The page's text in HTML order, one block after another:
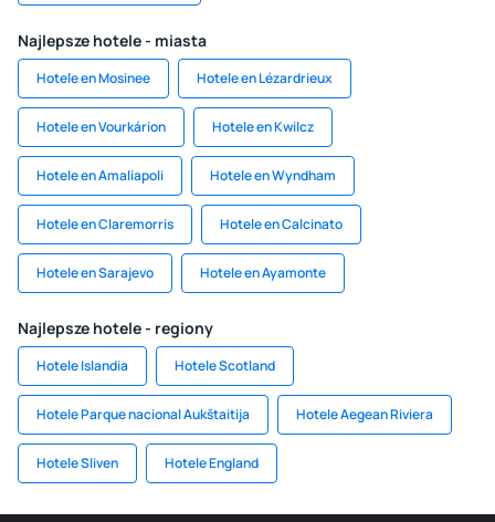
Najlepsze hotele - miasta
Hotele en Mosinee Hotele en Lézardrieux
Hotele en Vourkárion Hotele en Kwilcz
Hotele en Amaliapoli Hotele en Wyndham
Hotele en Claremorris Hotele en Calcinato
Hotele en Sarajevo Hotele en Ayamonte
Najlepsze hotele - regiony
Hotele Islandia Hotele Scotland
Hotele Parque nacional Aukštaitija Hotele Aegean Riviera
Hotele Sliven Hotele England